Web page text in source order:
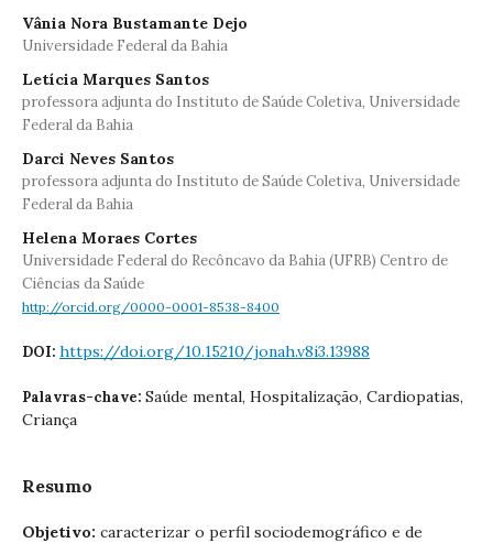
Vânia Nora Bustamante Dejo
Universidade Federal da Bahia
Letícia Marques Santos
professora adjunta do Instituto de Saúde Coletiva, Universidade
Federal da Bahia
Darci Neves Santos
professora adjunta do Instituto de Saúde Coletiva, Universidade
Federal da Bahia
Helena Moraes Cortes
Universidade Federal do Recôncavo da Bahia (UFRB) Centro de
Ciências da Saúde
http://orcid.org/0000-0001-8538-8400
DOI: https://doi.org/10.15210/jonah.v8i3.13988
Palavras-chave: Saúde mental, Hospitalização, Cardiopatias,
Criança
Resumo
Objetivo: caracterizar o perfil sociodemográfico e de